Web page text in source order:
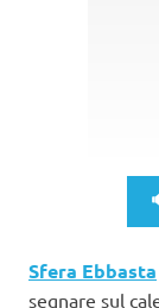
Sfera Ebbasta
segnare sul